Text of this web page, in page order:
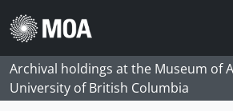
Skip to main content
Archival holdings at the Museum of
University of British Columbia